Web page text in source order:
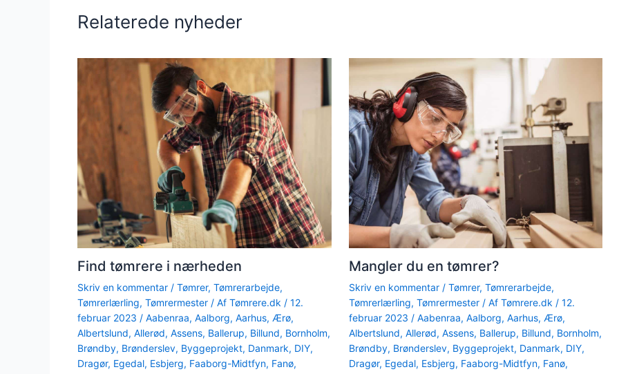
Relaterede nyheder
Find tømrere i nærheden
Skriv en kommentar / Tømrer, Tømrerarbejde,
Tømrerlærling, Tømrermester / Af Tømrere.dk / 12.
februar 2023 / Aabenraa, Aalborg, Aarhus, Ærø,
Albertslund, Allerød, Assens, Ballerup, Billund, Bornholm,
Brøndby, Brønderslev, Byggeprojekt, Danmark, DIY,
Dragør, Egedal, Esbjerg, Faaborg-Midtfyn, Fanø,
Mangler du en tømrer?
Skriv en kommentar / Tømrer, Tømrerarbejde,
Tømrerlærling, Tømrermester/ Af Tømrere.dk / 12.
februar 2023 / Aabenraa, Aalborg, Aarhus, Ærø,
Albertslund, Allerød, Assens, Ballerup, Billund, Bornholm,
Brøndby, Brønderslev, Byggeprojekt, Danmark, DIY,
Dragør, Egedal, Esbjerg, Faaborg-Midtfyn, Fanø,